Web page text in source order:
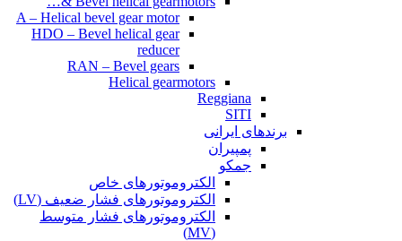
A – Helical bevel gear motor
HDO – Bevel helical gear
reducer
RAN – Bevel gears
Helical gearmotors
Reggiana
SITI
برندهای ایرانی
پمپیران
جمکو
الکتروموتورهای خاص
الکتروموتورهای فشار ضعیف (LV)
الکتروموتورهای فشار متوسط
(MV)